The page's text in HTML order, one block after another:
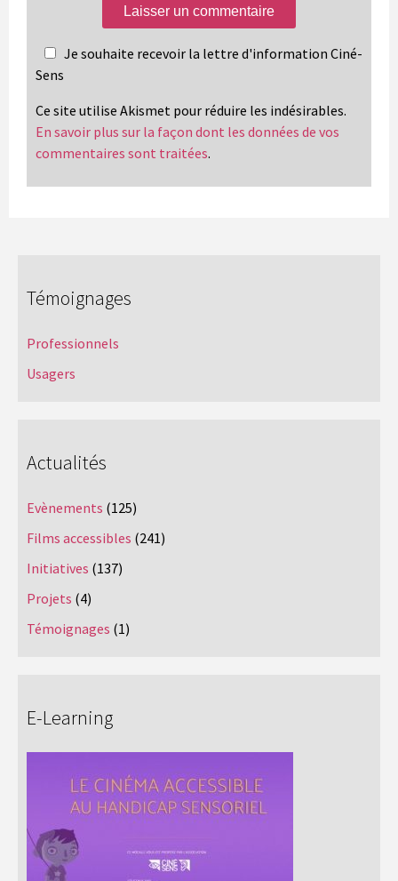
Je souhaite recevoir la lettre d'information Ciné-
Sens
Ce site utilise Akismet pour réduire les indésirables.
En savoir plus sur la façon dont les données de vos
commentaires sont traitées.
Témoignages
Professionnels
Usagers
Actualités
Evènements (125)
Films accessibles (241)
Initiatives (137)
Projets (4)
Témoignages (1)
E-Learning